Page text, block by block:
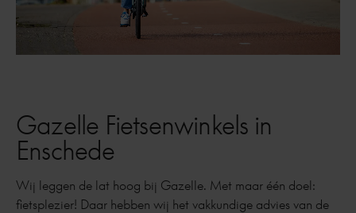
Gazelle Fietsenwinkels in
Enschede
Wij leggen de lat hoog bij Gazelle. Met maar één doel:
fietsplezier! Daar hebben wij het vakkundige advies van de